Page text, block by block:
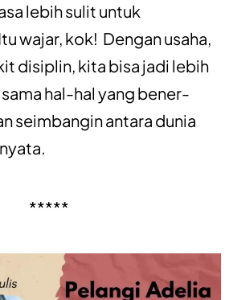
lebih sulit untuk
wajar, kok! Dengan usaha,
disiplin, kita bisa jadi lebih
hal-hal yang bener-
seimbangin antara dunia
*****